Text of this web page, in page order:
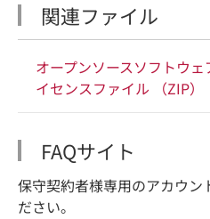
関連ファイル
オープンソースソフトウェ
イセンスファイル （ZIP）
FAQサイト
保守契約者様専用のアカウン
ださい。